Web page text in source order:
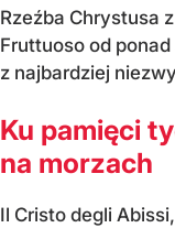
Rzeźba Chrystusa
Fruttuoso od
z najbardziej
Ku pamięci
na morzach
Il Cristo degli